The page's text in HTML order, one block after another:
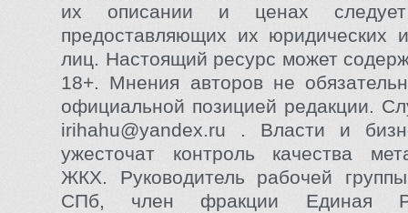
их описании и ценах
предоставляющих их юридических
лиц. Настоящий ресурс может
18+. Мнения авторов не
официальной позицией редакции.
irihahu@yandex.ru . Власти и
ужесточат контроль качества
ЖКХ. Руководитель рабочей
СПб, член фракции Единая